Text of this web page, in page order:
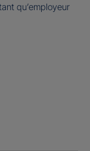
qu’employeur